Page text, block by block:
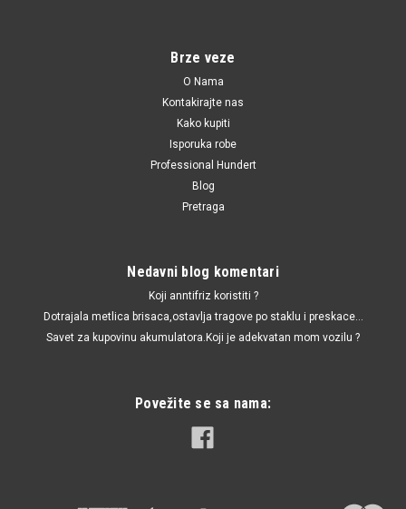
Brze veze
O Nama
Kontakirajte nas
Kako kupiti
Isporuka robe
Professional Hundert
Blog
Pretraga
Nedavni blog komentari
Koji anntifriz koristiti ?
Dotrajala metlica brisaca,ostavlja tragove po staklu i preskace...
Savet za kupovinu akumulatora.Koji je adekvatan mom vozilu ?
Povežite se sa nama: